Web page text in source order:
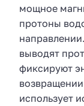
мощное
протоны
выводят
фиксируют
использует